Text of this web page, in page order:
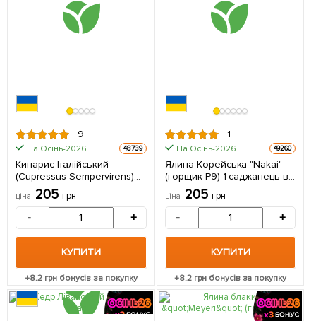
9
На Осінь-2026 48739
Кипарис Італійський
(Cupressus Sempervirens)
контейнер Р9 1 шт в
упаковці
ціна 205 грн
- +
КУПИТИ
+8.2 грн бонусів за покупку
1
На Осінь-2026 49260
Ялина Корейська "Nakai"
(горщик P9) 1 саджанець в
упаковці
ціна 205 грн
- +
КУПИТИ
+8.2грн бонусів за покупку